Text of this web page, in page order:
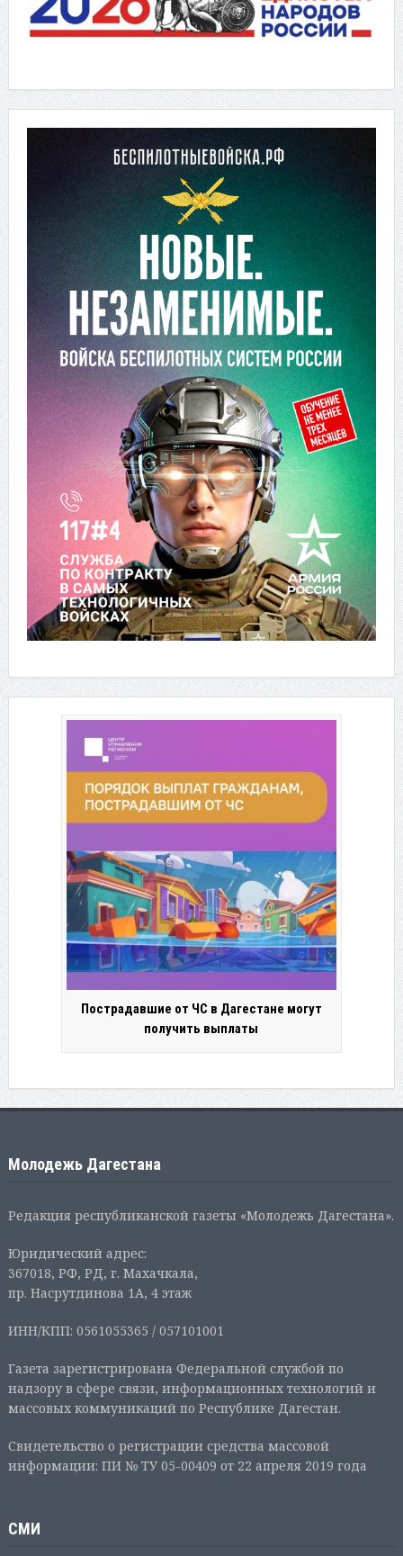
Пострадавшие от ЧС в Дагестане могут
получить выплаты
Молодежь Дагестана
Редакция республиканской газеты «Молодежь Дагестана».
Юридический адрес:
367018, РФ, РД, г. Махачкала,
пр. Насрутдинова 1А, 4 этаж
ИНН/КПП: 0561055365 / 057101001
Газета зарегистрирована Федеральной службой по
надзору в сфере связи, информационных технологий и
массовых коммуникаций по Республике Дагестан.
Свидетельство о регистрации средства массовой
информации: ПИ № ТУ 05-00409 от 22 апреля 2019 года
СМИ